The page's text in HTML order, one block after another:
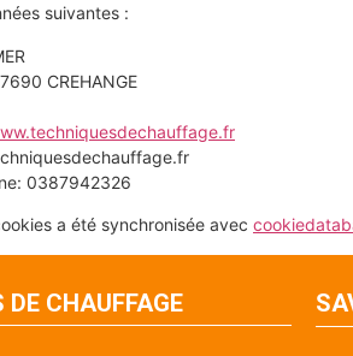
suivantes :
CREHANGE
0387942326
a été synchronisée avec
DE CHAUFFAGE